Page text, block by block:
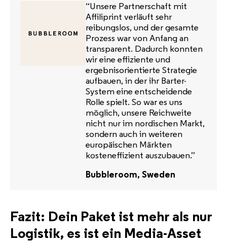
“Unsere Partnerschaft mit
Affiliprint verläuft sehr
reibungslos, und der gesamte
Prozess war von Anfang an
transparent. Dadurch konnten
wir eine effiziente und
ergebnisorientierte Strategie
aufbauen, in der ihr Barter-
System eine entscheidende
Rolle spielt. So war es uns
möglich, unsere Reichweite
nicht nur im nordischen Markt,
sondern auch in weiteren
europäischen Märkten
kosteneffizient auszubauen.”
Bubbleroom, Sweden
Fazit: Dein Paket ist mehr als nur
Logistik, es ist ein Media-Asset